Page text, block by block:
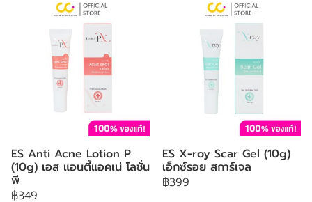
ES Anti Acne Lotion P
(10g) เอส แอนตี้แอคเน่ โลชั่น
พี
฿349
ES X-roy Scar Gel (10g)
เอ็กซ์รอย สการ์เจล
฿399